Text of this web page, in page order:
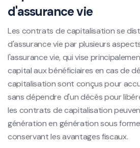
d'assurance vie
Les contrats de capitalisation se
d'assurance vie par plusieurs
l'assurance vie, qui vise
capital aux bénéficiaires en cas de
capitalisation sont conçus pour
sans dépendre d'un décès pour
les contrats de capitalisation
génération en génération sous
conservant les avantages fiscaux.